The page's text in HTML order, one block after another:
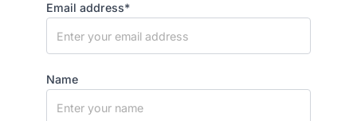
Email address*
Name